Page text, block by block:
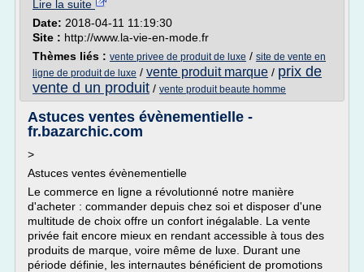
Lire la suite
Date: 2018-04-11 11:19:30
Site : http://www.la-vie-en-mode.fr
Thèmes liés : vente privee de produit de luxe / site de vente en
ligne de produit de luxe / vente produit marque / prix de
vente d un produit / vente produit beaute homme
Astuces ventes évènementielle -
fr.bazarchic.com
>
Astuces ventes évènementielle
Le commerce en ligne a révolutionné notre manière
d'acheter : commander depuis chez soi et disposer d'une
multitude de choix offre un confort inégalable. La vente
privée fait encore mieux en rendant accessible à tous des
produits de marque, voire même de luxe. Durant une
période définie, les internautes bénéficient de promotions